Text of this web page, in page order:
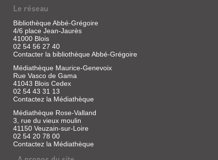
même
Sherlock
manie
la
science
de
la
déduction,
le
flegme
et
l'humour
avec
sa
dextérité
légendaire
et
avec
les
Canal
vidéo,
2007
A
Londres,
le
policier
Angel
est
tellement
bon
qu'il
passer
ses
collègues
pour
de
gardiens
Le réseau
Bibliothèque Abbé-Grégoire
4/6 place Jean-Jaurès
41000 Blois
02 54 56 27 40
Contacter la bibliothèque Abbé-Grégoire
Médiathèque Maurice-Genevoix
Rue Vasco de Gama
41043 Blois Cedex
02 54 43 31 13
Contactez la Médiathèque
Médiathèque Rose-Valland
3, rue du vieux moulin
41150 Veuzain-sur-Loire
02 54 20 78 00
Contactez la Médiathèque